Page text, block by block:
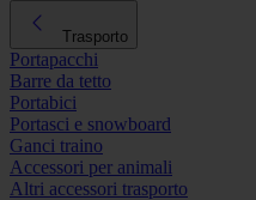
Trasporto
Portapacchi
Barre da tetto
Portabici
Portasci e snowboard
Ganci traino
Accessori per animali
Altri accessori trasporto